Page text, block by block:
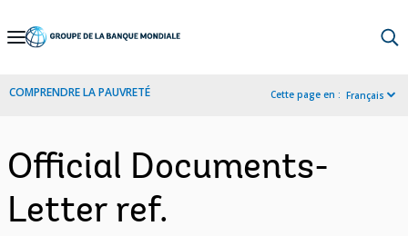
Skip
Navigation
COMPRENDRE LA PAUVRETÉ Cette page en : Français
Official Documents-
Letter ref.